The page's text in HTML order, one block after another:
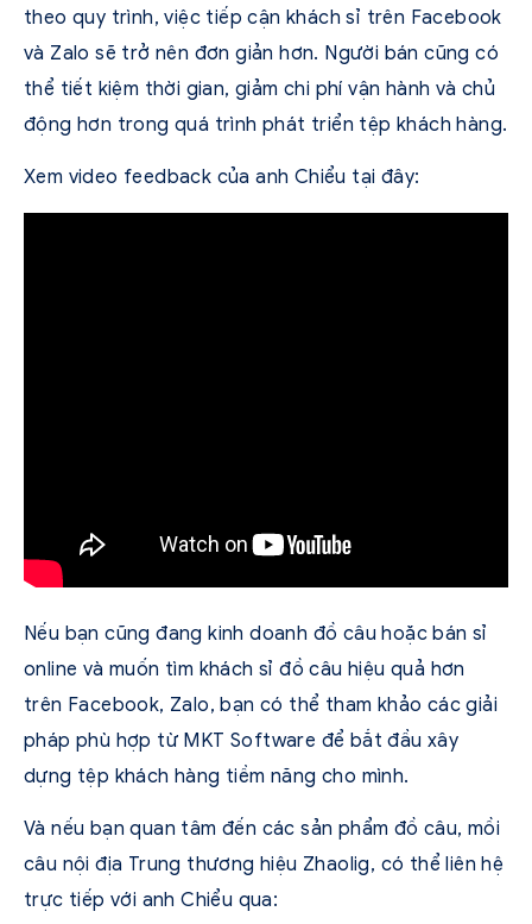
theo quy trình, việc tiếp cận khách sỉ trên Facebook
và Zalo sẽ trở nên đơn giản hơn. Người bán cũng có
thể tiết kiệm thời gian, giảm chi phí vận hành và chủ
động hơn trong quá trình phát triển tệp khách hàng.
Xem video feedback của anh Chiểu tại đây:
Nếu bạn cũng đang kinh doanh đồ câu hoặc bán sỉ
online và muốn tìm khách sỉ đồ câu hiệu quả hơn
trên Facebook, Zalo, bạn có thể tham khảo các giải
pháp phù hợp từ MKT Software để bắt đầu xây
dựng tệp khách hàng tiềm năng cho mình.
Và nếu bạn quan tâm đến các sản phẩm đồ câu, mồi
câu nội địa Trung thương hiệu Zhaolig, có thể liên hệ
trực tiếp với anh Chiểu qua: